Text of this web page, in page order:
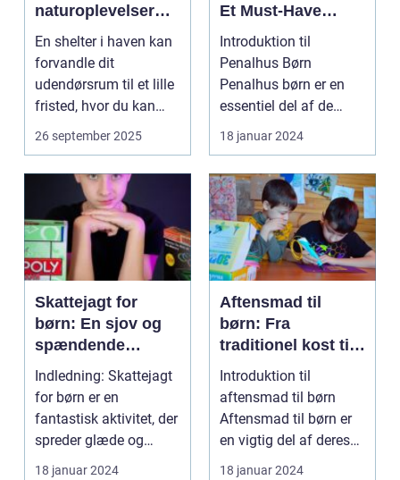
naturoplevelser
hjemme
En shelter i haven kan
forvandle dit
udendørsrum til et lille
fristed, hvor du kan
nyde natur...
26 september 2025
Et Must-Have
Tilbehør
Introduktion til
Penalhus Børn
Penalhus børn er en
essentiel del af de
fleste børns udstyr, når
det...
18 januar 2024
Skattejagt for
børn: En sjov og
spændende
aktivitet for både
små og store
eventyrere
Indledning: Skattejagt
for børn er en
fantastisk aktivitet, der
spreder glæde og
spænding blandt de ...
18 januar 2024
Aftensmad til
børn: Fra
traditionel kost til
moderne tilgange
Introduktion til
aftensmad til børn
Aftensmad til børn er
en vigtig del af deres
daglige ernæring o...
18 januar 2024